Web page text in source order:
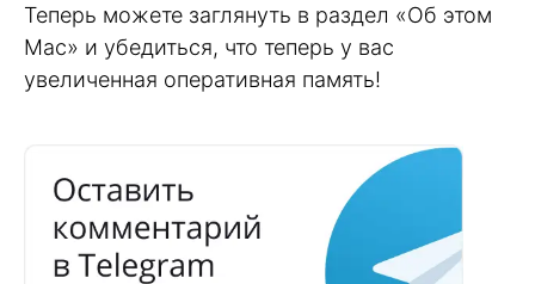
Теперь можете заглянуть в раздел «Об этом
Mac» и убедиться, что теперь у вас
увеличенная оперативная память!